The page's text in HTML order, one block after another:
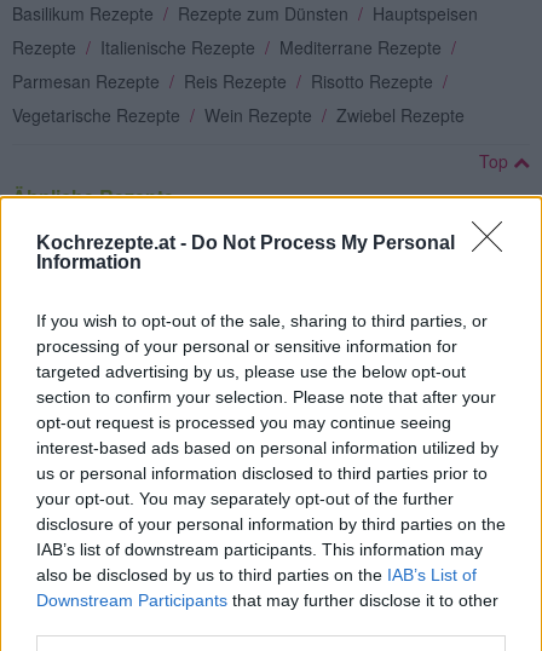
Kochrezepte.at - Do Not Process My Personal
Information
If you wish to opt-out of the sale, sharing to third parties, or
processing of your personal or sensitive information for
targeted advertising by us, please use the below opt-out
section to confirm your selection. Please note that after your
opt-out request is processed you may continue seeing
interest-based ads based on personal information utilized by
us or personal information disclosed to third parties prior to
your opt-out. You may separately opt-out of the further
disclosure of your personal information by third parties on the
IAB’s list of downstream participants. This information may
also be disclosed by us to third parties on the IAB’s List of
Downstream Participants that may further disclose it to other
Basilikum Rezepte / Rezepte zum Dünsten / Hauptspeisen
Rezepte / Italienische Rezepte / Mediterrane Rezepte /
Parmesan Rezepte / Reis Rezepte / Risotto Rezepte /
Vegetarische Rezepte / Wein Rezepte / Zwiebel Rezepte
Top
Ähnliche Rezepte
Erbsenrisotto
Leicht
Pilzrisotto
Mittel
Risotto mit Erbsen
Leicht
Risotto-Grundrezept
Leicht